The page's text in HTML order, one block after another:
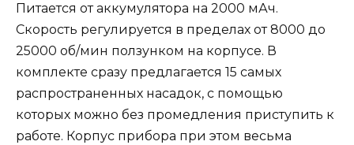
Питается от аккумулятора на 2000 мАч.
Скорость регулируется в пределах от 8000 до
25000 об/мин ползунком на корпусе. В
комплекте сразу предлагается 15 самых
распространенных насадок, с помощью
которых можно без промедления приступить к
работе. Корпус прибора при этом весьма